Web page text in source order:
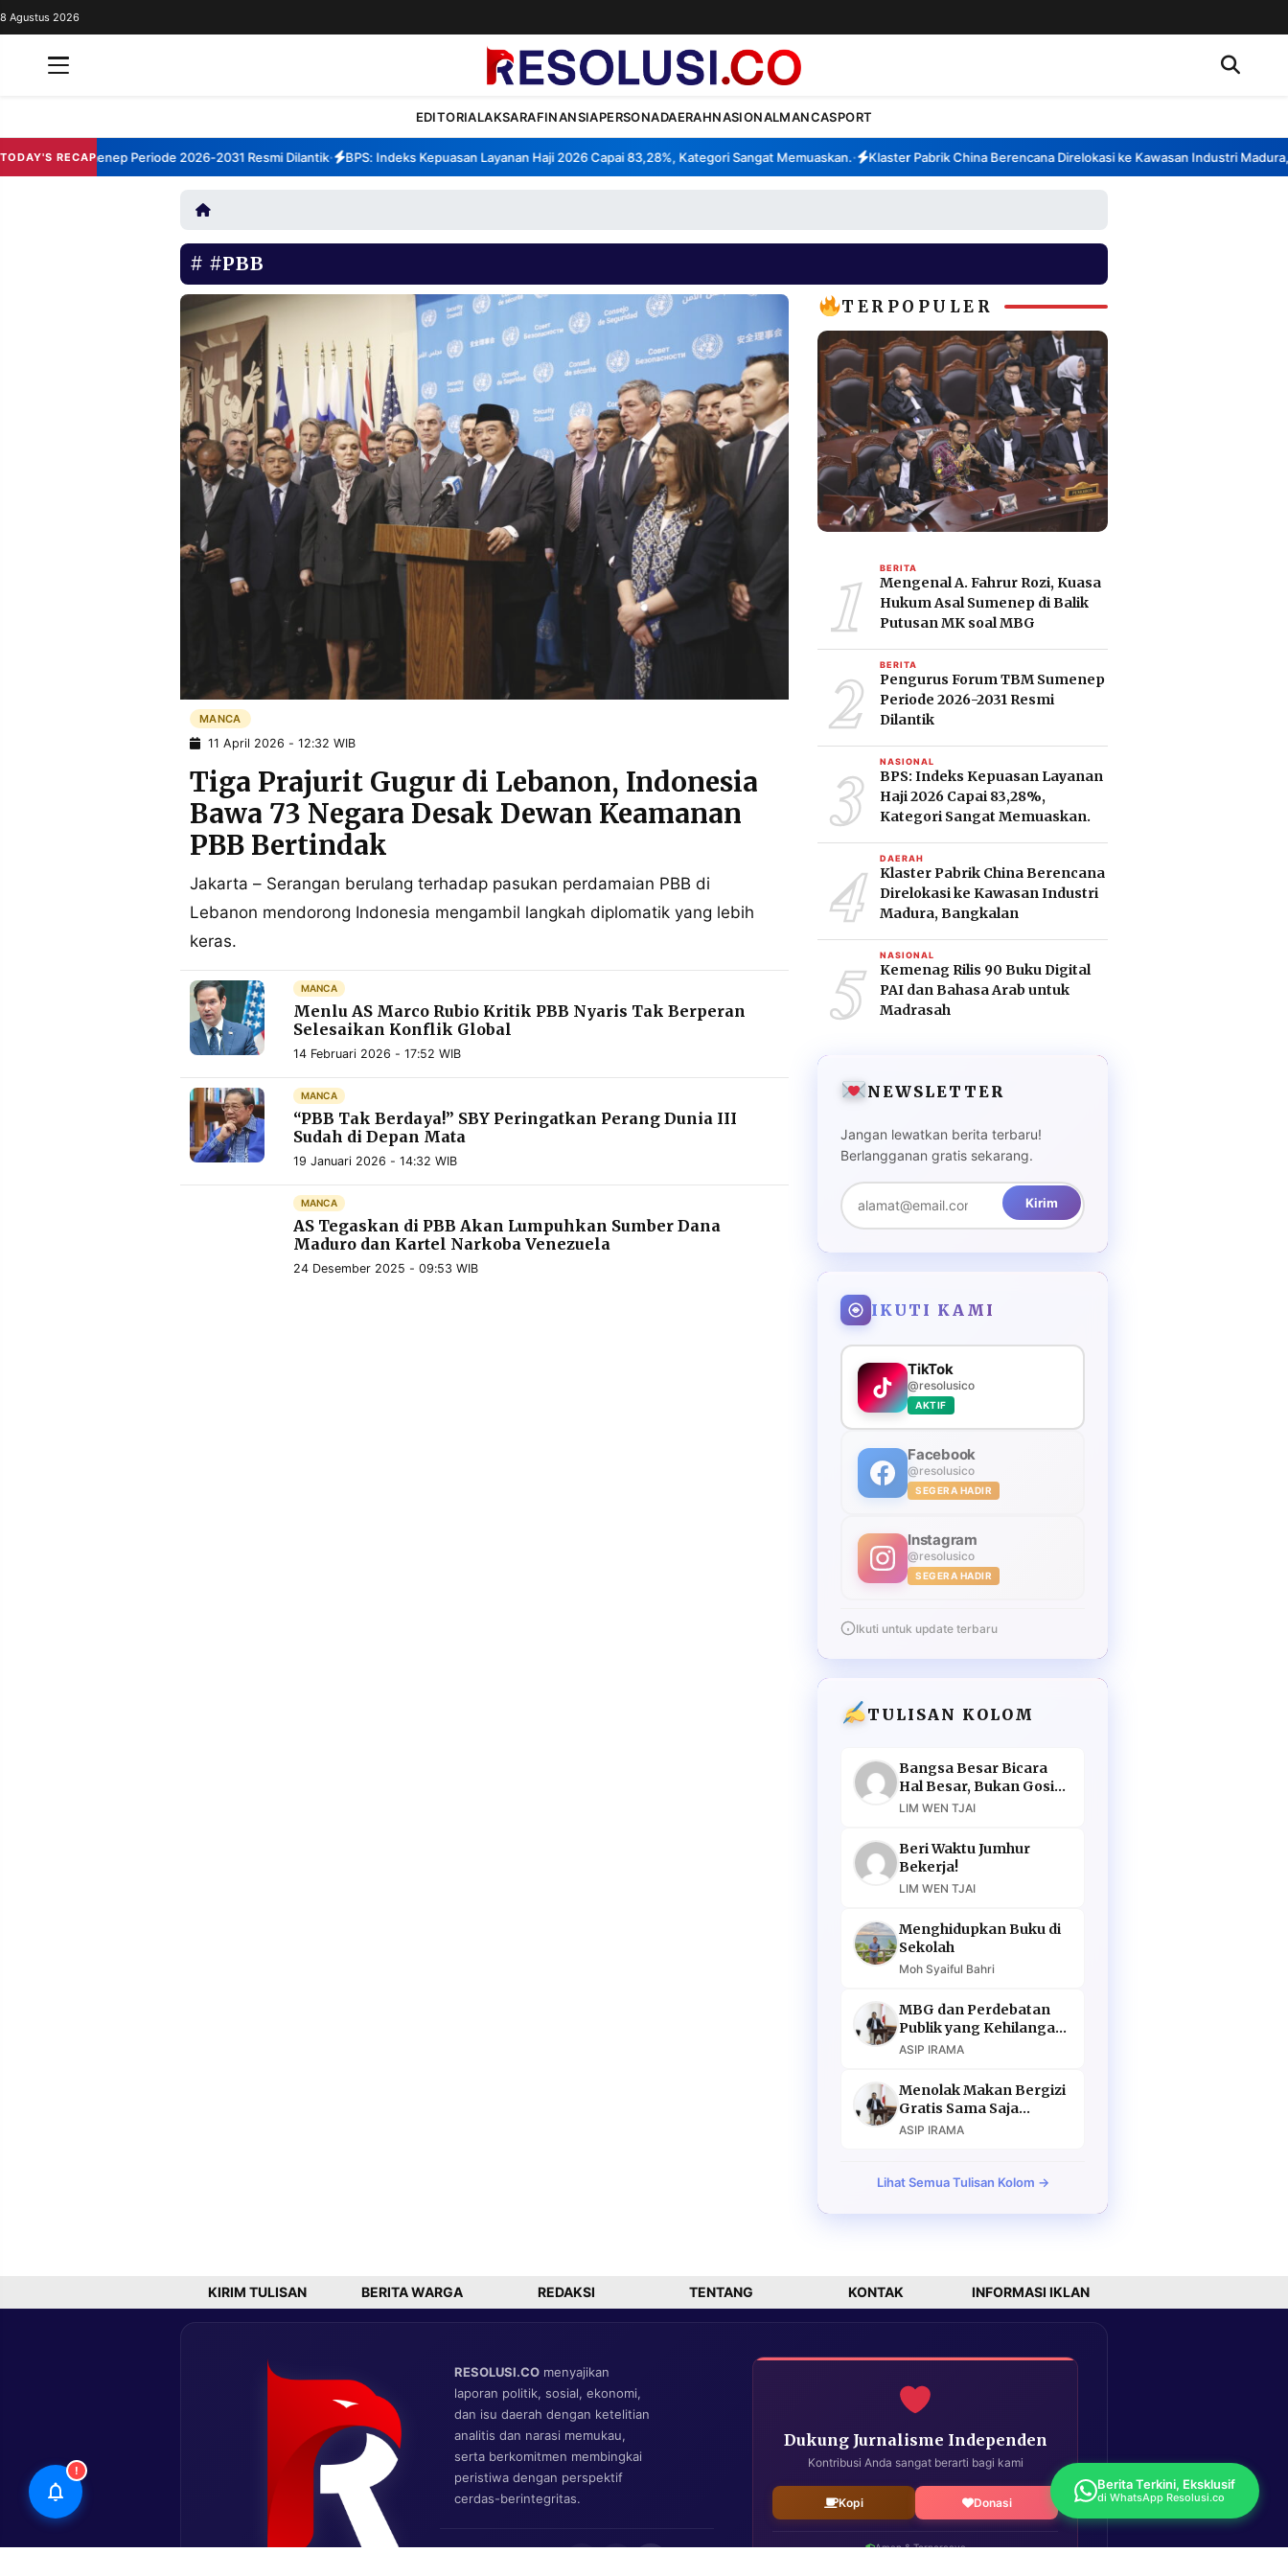
REDAKSI
PERSONA
NASIONAL
BERITA
WARGA
SERVICE
8 Agustus 2026
EDITORIALAKSARAFINANSIAPERSONADAERAHNASIONALMANCASPORT
TODAY'S RECAP
TBM Sumenep Periode 2026-2031 Resmi Dilantik• BPS: Indeks Kepuasan Layanan Haji 2026 Capai 83,28%, Kategori Sangat Memuaskan.• Klaster Pabrik China Berencana Direlokasi ke Kawasan Industri Madura,
#PBB
MANCA
11 April 2026 - 12:32 WIB
Tiga Prajurit Gugur di Lebanon, Indonesia
Bawa 73 Negara Desak Dewan Keamanan
PBB Bertindak
Jakarta – Serangan berulang terhadap pasukan perdamaian PBB di
Lebanon mendorong Indonesia mengambil langkah diplomatik yang lebih
keras.
MANCA
Menlu AS Marco Rubio Kritik PBB Nyaris Tak Berperan
Selesaikan Konflik Global
14 Februari 2026 - 17:52 WIB
MANCA
“PBB Tak Berdaya!” SBY Peringatkan Perang Dunia III
Sudah di Depan Mata
19 Januari 2026 - 14:32 WIB
MANCA
AS Tegaskan di PBB Akan Lumpuhkan Sumber Dana
Maduro dan Kartel Narkoba Venezuela
24 Desember 2025 - 09:53 WIB
TERPOPULER
1 BERITA
Mengenal A. Fahrur Rozi, Kuasa
Hukum Asal Sumenep di Balik
Putusan MK soal MBG
2 BERITA
Pengurus Forum TBM Sumenep
Periode 2026-2031 Resmi
Dilantik
3 NASIONAL
BPS: Indeks Kepuasan Layanan
Haji 2026 Capai 83,28%,
Kategori Sangat Memuaskan.
4 DAERAH
Klaster Pabrik China Berencana
Direlokasi ke Kawasan Industri
Madura, Bangkalan
5 NASIONAL
Kemenag Rilis 90 Buku Digital
PAI dan Bahasa Arab untuk
Madrasah
NEWSLETTER
Jangan lewatkan berita terbaru!
Berlangganan gratis sekarang.
Kirim
IKUTI KAMI
TikTok
@resolusico
AKTIF
Facebook
@resolusico
SEGERA HADIR
Instagram
@resolusico
SEGERA HADIR
Ikuti untuk update terbaru
TULISAN KOLOM
Bangsa Besar Bicara
Hal Besar, Bukan Gosip
Murahan
LIM WEN TJAI
Beri Waktu Jumhur
Bekerja!
LIM WEN TJAI
Menghidupkan Buku di
Sekolah
Moh Syaiful Bahri
MBG dan Perdebatan
Publik yang Kehilangan
Argumen
ASIP IRAMA
Menolak Makan Bergizi
Gratis Sama Saja
Menolak Masa Depan
ASIP IRAMA
Lihat Semua Tulisan Kolom →
KIRIM TULISAN BERITA WARGA REDAKSI TENTANG KONTAK INFORMASI IKLAN
RESOLUSI.CO menyajikan
laporan politik, sosial, ekonomi,
dan isu daerah dengan ketelitian
analitis dan narasi memukau,
serta berkomitmen membingkai
peristiwa dengan perspektif
cerdas-berintegritas.
Dukung Jurnalisme Independen
Kontribusi Anda sangat berarti bagi kami
Kopi Donasi
Aman & Terpercaya
!
Berita Terkini, Eksklusif
di WhatsApp Resolusi.co